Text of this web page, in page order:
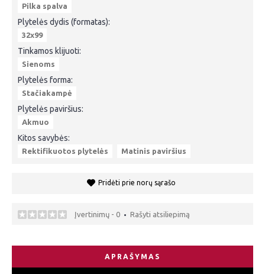
Pilka spalva
Plytelės dydis (formatas):
32x99
Tinkamos klijuoti:
Sienoms
Plytelės forma:
Stačiakampė
Plytelės paviršius:
Akmuo
Kitos savybės:
Rektifikuotos plytelės Matinis paviršius
Pridėti prie norų sąrašo
Įvertinimų - 0 • Rašyti atsiliepimą
APRAŠYMAS